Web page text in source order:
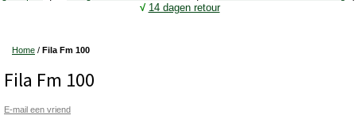
√ 14 dagen retour
Home / Fila Fm 100
Fila Fm 100
E-mail een vriend